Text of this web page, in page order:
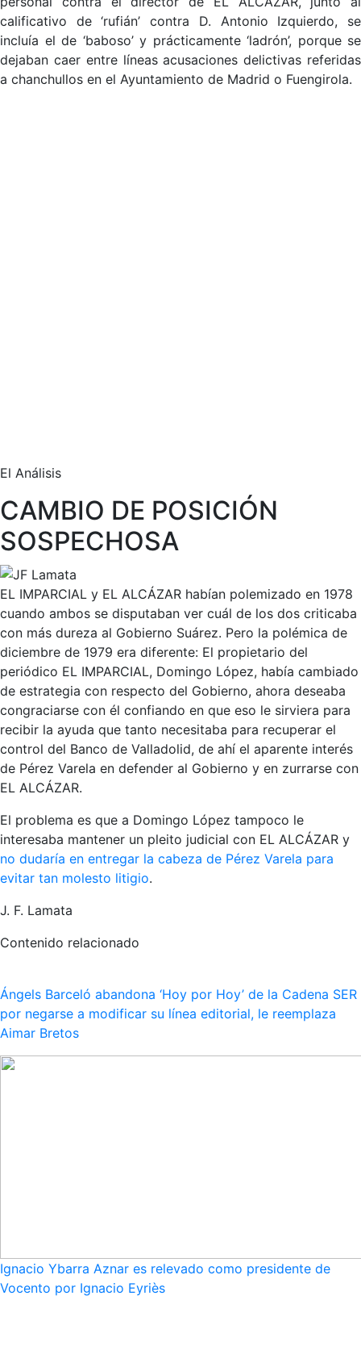
calificativo de ‘rufián’ contra D. Antonio Izquierdo, se
incluía el de ‘baboso’ y prácticamente ‘ladrón’, porque se
dejaban caer entre líneas acusaciones delictivas referidas
a chanchullos en el Ayuntamiento de Madrid o Fuengirola.
El Análisis
CAMBIO DE POSICIÓN
SOSPECHOSA
EL IMPARCIAL y EL ALCÁZAR habían polemizado en 1978
cuando ambos se disputaban ver cuál de los dos criticaba
con más dureza al Gobierno Suárez. Pero la polémica de
diciembre de 1979 era diferente: El propietario del
periódico EL IMPARCIAL, Domingo López, había cambiado
de estrategia con respecto del Gobierno, ahora deseaba
congraciarse con él confiando en que eso le sirviera para
recibir la ayuda que tanto necesitaba para recuperar el
control del Banco de Valladolid, de ahí el aparente interés
de Pérez Varela en defender al Gobierno y en zurrarse con
EL ALCÁZAR.
El problema es que a Domingo López tampoco le
interesaba mantener un pleito judicial con EL ALCÁZAR y
no dudaría en entregar la cabeza de Pérez Varela para
evitar tan molesto litigio.
J. F. Lamata
Contenido relacionado
Ángels Barceló abandona ‘Hoy por Hoy’ de la Cadena SER
por negarse a modificar su línea editorial, le reemplaza
Aimar Bretos
Ignacio Ybarra Aznar es relevado como presidente de
Vocento por Ignacio Eyriès